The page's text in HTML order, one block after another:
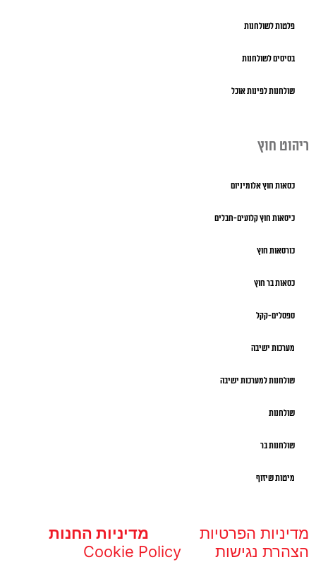
פלטות לשולחנות
בסיסים לשולחנות
שולחנות לפינות אוכל
ריהוט חוץ
כסאות חוץ אלומיניום
כיסאות חוץ קלועים-חבלים
כורסאות חוץ
כסאות בר חוץ
ספסלים-קקל
מערכות ישיבה
שולחנות למערכות ישיבה
שולחנות
שולחנות בר
מיטות שיזוף
מדיניות הפרטיות
מדיניות החנות
הצהרת נגישות
Cookie Policy